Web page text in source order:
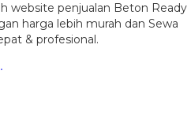
website penjualan Beton Ready
harga lebih murah dan Sewa
& profesional.